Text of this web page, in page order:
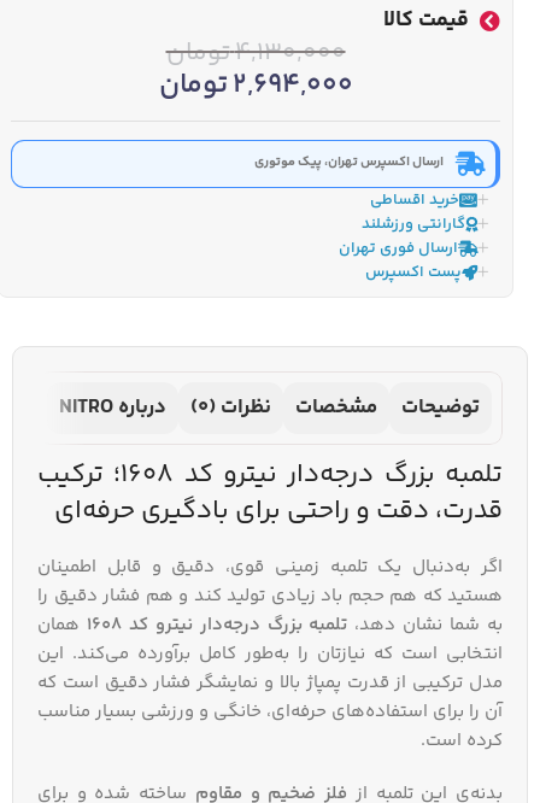
قیمت کالا
4,130,000تومان
2,694,000تومان
ارسال اکسپرس تهران، پیک موتوری
خرید اقساطی
گارانتی ورزشلند
ارسال فوری تهران
پست اکسپرس
توضیحات مشخصات نظرات (0) درباره NITRO
تلمبه بزرگ درجه‌دار نیترو کد 1608؛ ترکیب
قدرت، دقت و راحتی برای بادگیری حرفه‌ای
اگر به‌دنبال یک تلمبه زمینی قوی، دقیق و قابل اطمینان
هستید که هم حجم باد زیادی تولید کند و هم فشار دقیق را
به شما نشان دهد، تلمبه بزرگ درجه‌دار نیترو کد 1608
همان
انتخابی است که نیازتان را به‌طور کامل برآورده می‌کند. این
مدل ترکیبی از قدرت پمپاژ بالا و نمایشگر فشار دقیق است که
آن را برای استفاده‌های حرفه‌ای، خانگی و ورزشی بسیار مناسب
کرده است.
بدنه‌ی این تلمبه از فلز ضخیم و مقاوم ساخته شده و برای